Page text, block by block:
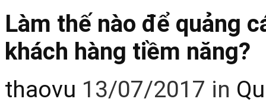
Làm thế nào để quảng
khách hàng tiềm năng?
thaovu 13/07/2017 in